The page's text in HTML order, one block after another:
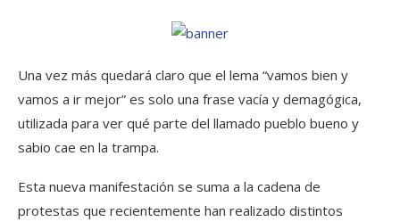
Una vez más quedará claro que el lema “vamos bien y
vamos a ir mejor” es solo una frase vacía y demagógica,
utilizada para ver qué parte del llamado pueblo bueno y
sabio cae en la trampa.
Esta nueva manifestación se suma a la cadena de
protestas que recientemente han realizado distintos